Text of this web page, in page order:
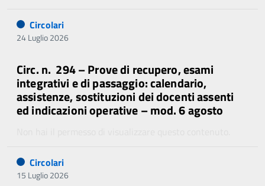
Circolari
24 Luglio 2026
Circ. n. 294 – Prove di recupero, esami
integrativi e di passaggio: calendario,
assistenze, sostituzioni dei docenti assenti
ed indicazioni operative – mod. 6 agosto
Circolari
15 Luglio 2026